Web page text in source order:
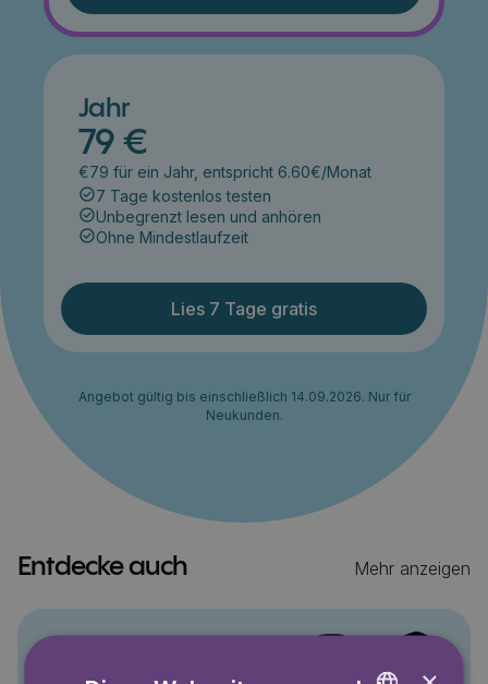
Jahr
79 €
€79 für ein Jahr, entspricht 6.60€/Monat
7 Tage kostenlos testen
Unbegrenzt lesen und anhören
Ohne Mindestlaufzeit
Lies 7 Tage gratis
Angebot gültig bis einschließlich 14.09.2026. Nur für
Neukunden.
Entdecke auch Mehr anzeigen